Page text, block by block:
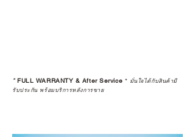
*FULL WARRANTY & After Service * มั่นใจได้กับสินค้ามี
รับประกัน พร้อมบริการหลังการขาย